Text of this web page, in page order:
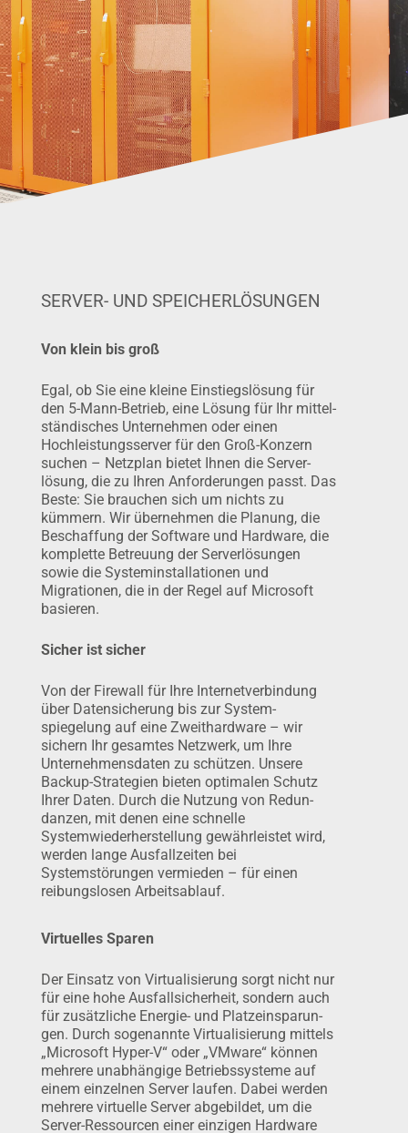
SERVER- UND SPEICHERLÖSUNGEN
Von klein bis groß
Egal, ob Sie eine kleine Einstiegs­lösung für
den 5-Mann-Betrieb, eine Lösung für Ihr mittel­
stän­disches Unternehmen oder einen
Hochleis­tungs­­server für den Groß-Konzern
suchen – Netzplan bietet Ihnen die Server­
lösung, die zu Ihren Anfor­derungen passt. Das
Beste: Sie brauchen sich um nichts zu
kümmern. Wir übernehmen die Planung, die
Beschaffung der Software und Hardware, die
kom­plette Betreuung der Server­lösun­gen
sowie die System­instal­lationen und
Migrationen, die in der Regel auf Microsoft
basieren.
Sicher ist sicher
Von der Firewall für Ihre Internet­ver­bindung
über Daten­sicherung bis zur System­
spiegelung auf eine Zweithardware – wir
sichern Ihr gesamtes Netzwerk, um Ihre
Unternehmensdaten zu schützen. Unsere
Backup-Strategien bieten optimalen Schutz
Ihrer Daten. Durch die Nutzung von Redun­
danzen, mit denen eine schnelle
Systemwiederherstellung ge­währ­leistet wird,
werden lange Ausfall­zeiten bei
Systemstörungen vermieden – für einen
reibungs­losen Arbeitsablauf.
Virtuelles Sparen
Der Einsatz von Virtualisierung sorgt nicht nur
für eine hohe Ausfall­sicher­­heit, sondern auch
für zusätzliche Energie- und Platzein­sparun­
gen. Durch sogenannte Virtualisierung mittels
„Microsoft Hyper-V“ oder „VMware“ können
mehrere unabhängige Betriebssys­teme auf
einem einzelnen Server laufen. Dabei werden
mehrere virtuelle Server abgebil­det, um die
Server-Ressourcen einer einzigen Hardware